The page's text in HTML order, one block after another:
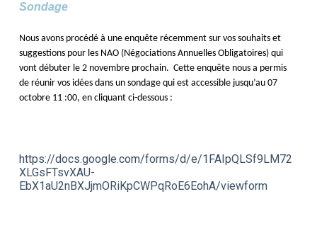
Sondage
Nous avons procédé à une enquête récemment sur vos souhaits et
suggestions pour les NAO (Négociations Annuelles Obligatoires) qui
vont débuter le 2 novembre prochain. Cette enquête nous a permis
de réunir vos idées dans un sondage qui est accessible jusqu’au 07
octobre 11 :00, en cliquant ci-dessous :
https://docs.google.com/forms/d/e/1FAIpQLSf9LM72
XLGsFTsvXAU-
EbX1aU2nBXJjmORiKpCWPqRoE6EohA/viewform